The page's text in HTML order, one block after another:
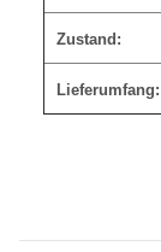
Zustand:
Lieferumfang: